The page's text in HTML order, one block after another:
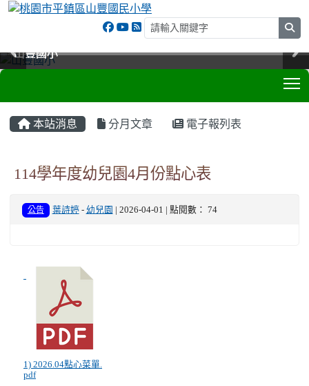
山豐國小
山豐國小
山豐國小
山豐國小
本站消息 分月文章 電子報列表
114學年度幼兒園4月份點心表
公告 葉詩婷- 幼兒園 | 2026-04-01 | 點閱數： 74
1) 2026.04點心菜單.
pdf